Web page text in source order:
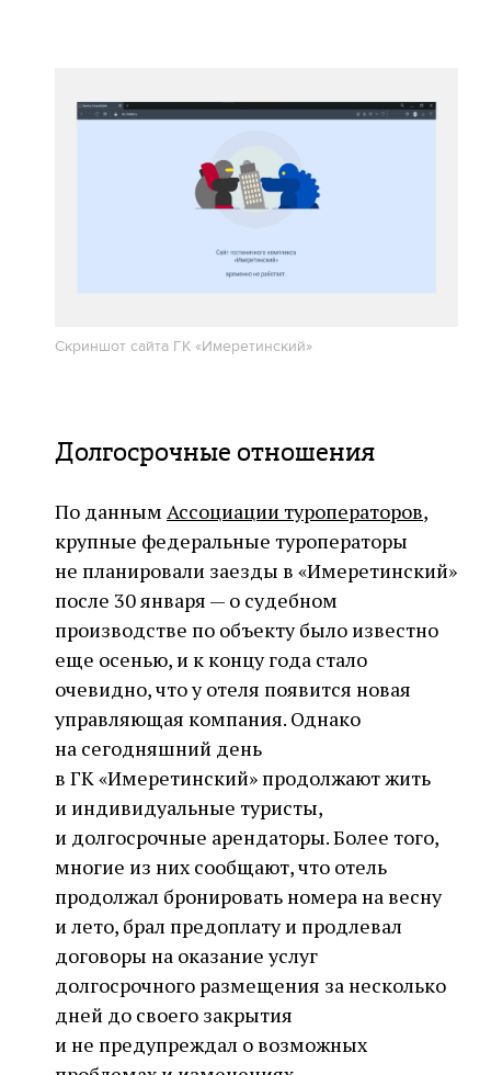
Скриншот сайта ГК «Имеретинский»
Долгосрочные отношения
По данным Ассоциации туроператоров,
крупные федеральные туроператоры
не планировали заезды в «Имеретинский»
после 30 января — о судебном
производстве по объекту было известно
еще осенью, и к концу года стало
очевидно, что у отеля появится новая
управляющая компания. Однако
на сегодняшний день
в ГК «Имеретинский» продолжают жить
и индивидуальные туристы,
и долгосрочные арендаторы. Более того,
многие из них сообщают, что отель
продолжал бронировать номера на весну
и лето, брал предоплату и продлевал
договоры на оказание услуг
долгосрочного размещения за несколько
дней до своего закрытия
и не предупреждал о возможных